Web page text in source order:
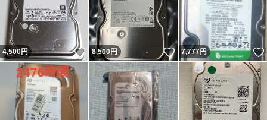
4,500円 いいね！
8,500円 いいね！
7,777円